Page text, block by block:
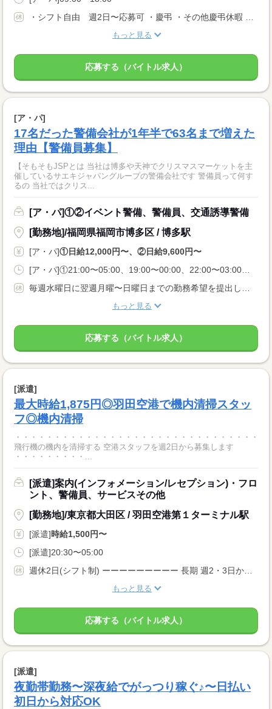
もっと見る
応募する（バイトル求人）
[ア・パ]
17名だった警備会社が1年半で63名まで増えた
理由【警備員募集】
【そもそもJSPとは 当社は博多や天神でクリスマスマーケットを主
催しているサエキジャパングループの警備会社です 警備員って何す
るの 当社ではクリス...
[ア・パ]①②イベント警備、警備員、交通誘導警備
[勤務地]/福岡県福岡市博多区 / 博多駅
[ア・パ]①日給12,000円〜、②日給9,600円〜
もっと見る
応募する（バイトル求人）
[派遣]
最大時給1,875円◎羽田空港で機内清掃スタッ
フ◎機内清掃
・・・・・・・・・・・・・・・・・・・・・・・・・・・・・・・・
飛行機の機内を清掃する 空港スタッフを週2日から募集します
・・・・・・・・・...
[派遣]案内(インフォメーション/レセプション)・フロ
ント、警備員、サービスその他
[勤務地]/東京都大田区 / 羽田空港第１ターミナル駅
[派遣]時給1,500円〜
[派遣]20:30〜05:00
もっと見る
応募する（バイトル求人）
[派遣]
夜勤帯勤務〜深夜給でがっつり稼ぐ♪〜日払い
初日から対応OK